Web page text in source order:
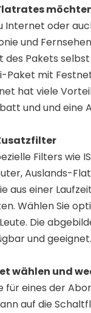
Internet oder
und
des Pakets
Paket mit
hat viele
und und eine
Filters wie
Auslands-
aus einer
Wählen Sie
Die
und geeignet.
wählen und
für eines der
auf die